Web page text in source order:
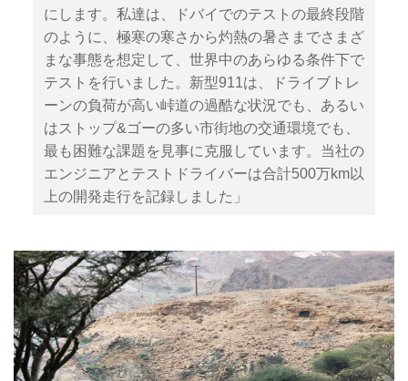
にします。私達は、ドバイでのテストの最終段階
のように、極寒の寒さから灼熱の暑さまでさまざ
まな事態を想定して、世界中のあらゆる条件下で
テストを行いました。新型911は、ドライブトレ
ーンの負荷が高い峠道の過酷な状況でも、あるい
はストップ&ゴーの多い市街地の交通環境でも、
最も困難な課題を見事に克服しています。当社の
エンジニアとテストドライバーは合計500万km以
上の開発走行を記録しました」